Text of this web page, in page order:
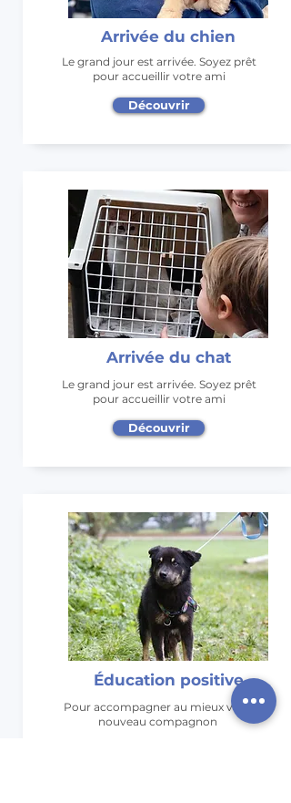
Arrivée du chien
Le grand jour est arrivée. Soyez prêt
pour accueillir votre ami
Découvrir
Arrivée du chat
Le grand jour est arrivée. Soyez prêt
pour accueillir votre ami
Découvrir
Éducation positive
Pour accompagner au mieux votre
nouveau compagnon